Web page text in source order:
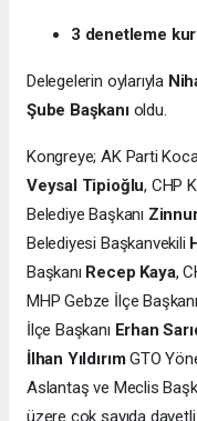
3 denetleme
Delegelerin oylarıyla
Şube Başkanıoldu.
Kongreye; AK Parti
Veysal Tipioğlu, CHP
Belediye Başkanı
Belediyesi Başkanvekili
Başkanı Recep Kaya,
MHP Gebze İlçe Başkanı
İlçe Başkanı Erhan
İlhan YıldırımGTO
Aslantaş ve Meclis
üzere çok sayıda